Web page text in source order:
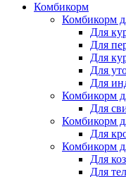
Комбикорм
Комбикорм
Для
Для
Для
Для
Для
Комбикорм
Для
Комбикорм
Для
Комбикорм
Для
Для